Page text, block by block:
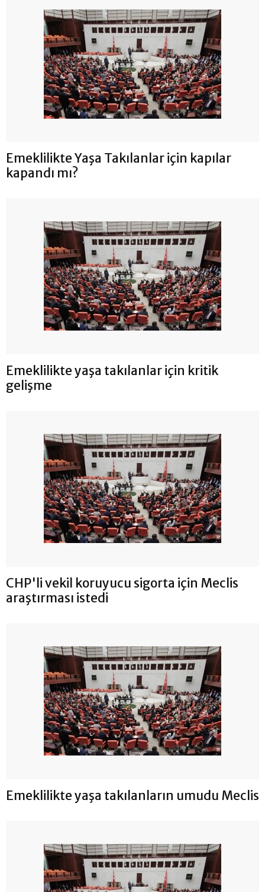
Emeklilikte Yaşa Takılanlar için kapılar
kapandı mı?
Emeklilikte yaşa takılanlar için kritik
gelişme
CHP'li vekil koruyucu sigorta için Meclis
araştırması istedi
Emeklilikte yaşa takılanların umudu Meclis